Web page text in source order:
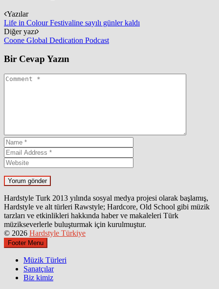
Yazılar
Life in Colour Festivaline sayılı günler kaldı
Diğer yazı
Coone Global Dedication Podcast
Bir Cevap Yazın
Hardstyle Turk 2013 yılında sosyal medya projesi olarak başlamış,
Hardstyle ve alt türleri Rawstyle; Hardcore, Old School gibi müzik
tarzları ve etkinlikleri hakkında haber ve makaleleri Türk
müzikseverlerle buluşturmak için kurulmuştur.
© 2026 Hardstyle Türkiye
Footer Menu
Müzik Türleri
Sanatçılar
Biz kimiz